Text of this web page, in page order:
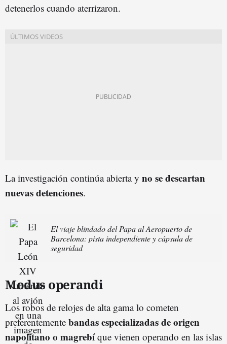
detenerlos cuando aterrizaron.
La investigación continúa abierta y no se descartan
nuevas detenciones.
El viaje blindado del Papa al Aeropuerto de
Barcelona: pista independiente y cápsula de
seguridad
Modus operandi
Los robos de relojes de alta gama lo cometen
preferentemente bandas especializadas de origen
napolitano o magrebíque vienen operando en las islas